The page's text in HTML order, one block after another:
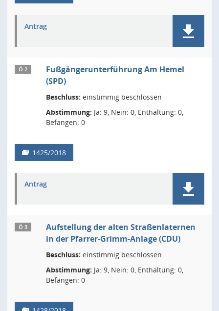
Antrag
Ö 2
Fußgängerunterführung Am Hemel
(SPD)
Beschluss: einstimmig beschlossen
Abstimmung: Ja: 9, Nein: 0, Enthaltung: 0,
Befangen: 0
1425/2018
Antrag
Ö 3
Aufstellung der alten Straßenlaternen
in der Pfarrer-Grimm-Anlage (CDU)
Beschluss: einstimmig beschlossen
Abstimmung: Ja: 9, Nein: 0, Enthaltung: 0,
Befangen: 0